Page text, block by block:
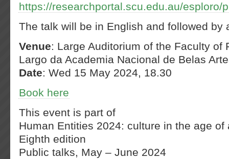
https://researchportal.scu.edu.au/esploro/
The talk will be in English and followed by
Venue: Large Auditorium of the Faculty of
Largo da Academia Nacional de Belas
Date: Wed 15 May 2024, 18.30
Book here
This event is part of
Human Entities 2024: culture in the age
Eighth edition
Public talks, May – June 2024